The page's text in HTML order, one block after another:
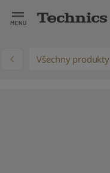
Všechny produkty